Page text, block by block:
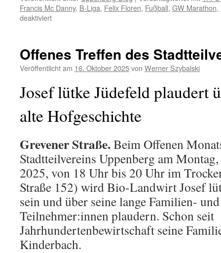
Francis Mc Danny, B-Liga, Felix Floren, Fußball, GW Marathon,
deaktiviertfür
Offenes Treffen des
Veröffentlicht am 16. Oktober 2025von Werner Szybalski
Josef lütke Jüdefeld plaudert
alte Hofgeschichte
Grevener Straße.Beim Offenen
Stadtteilvereins Uppenberg am
2025, von 18 Uhr bis 20 Uhr im
Straße 152) wird Bio-Landwirt Josef
sein und über seine lange Familien-
Teilnehmer:innen plaudern. Schon seit
Jahrhundertenbewirtschaft seine
Kinderbach.